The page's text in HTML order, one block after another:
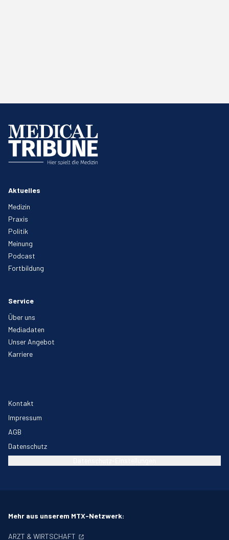
Aktuelles
Medizin
Praxis
Politik
Meinung
Podcast
Fortbildung
Service
Über uns
Mediadaten
Unser Angebot
Karriere
Kontakt
Impressum
AGB
Datenschutz
Mehr aus unserem MTX-Netzwerk:
ARZT & WIRTSCHAFT